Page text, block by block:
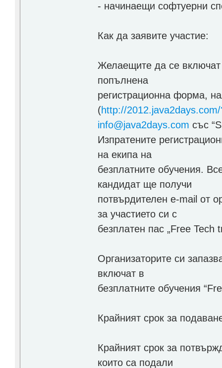
- начинаещи софтуерни
Как да заявите участие:
Желаещите да се включат
попълнена
регистрационна форма,
(http://
info@java2days.com със
Изпратените
на екипа на
безплатните обучения.
кандидат ще получи
потвърдителен e-mail от
за участието си с
безплатен пас „Free Tech
Организаторите си
включат в
безплатните обучения
Крайният срок за
Крайният срок за
които са подали